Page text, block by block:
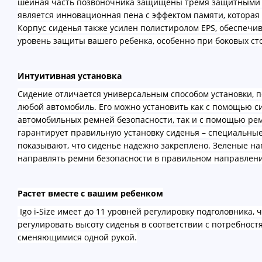
является инновационная пена с эффектом памяти,
Корпус сиденья также усилен полистиролом EPS,
уровень защиты вашего ребенка, особенно при боковых
Интуитивная установка
Сидение отличается универсальным способом установки,
любой автомобиль. Его можно установить как с помощью
автомобильных ремней безопасности, так и с помощью
гарантирует правильную установку сиденья –
показывают, что сиденье надежно закреплено. Зеленые
направлять ремни безопасности в правильном
Растет вместе с вашим ребенком
Igo i-Size имеет до 11 уровней регулировку подголовника,
регулировать высоту сиденья в соответствии с
сменяющимися одной рукой.